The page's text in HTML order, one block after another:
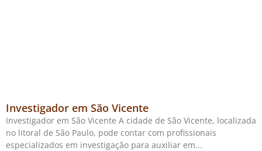
Investigador em São Vicente
Investigador em São Vicente A cidade de São Vicente, localizada
no litoral de São Paulo, pode contar com profissionais
especializados em investigação para auxiliar em